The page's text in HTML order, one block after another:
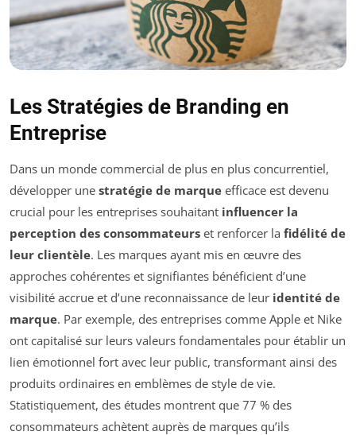
Les Stratégies de Branding en
Entreprise
Dans un monde commercial de plus en plus concurrentiel,
développer une stratégie de marque efficace est devenu
crucial pour les entreprises souhaitant influencer la
perception des consommateurs et renforcer la fidélité de
leur clientèle. Les marques ayant mis en œuvre des
approches cohérentes et signifiantes bénéficient d’une
visibilité accrue et d’une reconnaissance de leur identité de
marque. Par exemple, des entreprises comme Apple et Nike
ont capitalisé sur leurs valeurs fondamentales pour établir un
lien émotionnel fort avec leur public, transformant ainsi des
produits ordinaires en emblèmes de style de vie.
Statistiquement, des études montrent que 77 % des
consommateurs achètent auprès de marques qu’ils